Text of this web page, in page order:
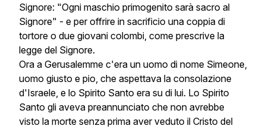
Signore: "Ogni maschio primogenito sarà sacro al
Signore" - e per offrire in sacrificio una coppia di
tortore o due giovani colombi, come prescrive la
legge del Signore.
Ora a Gerusalemme c'era un uomo di nome Simeone,
uomo giusto e pio, che aspettava la consolazione
d'Israele, e lo Spirito Santo era su di lui. Lo Spirito
Santo gli aveva preannunciato che non avrebbe
visto la morte senza prima aver veduto il Cristo del